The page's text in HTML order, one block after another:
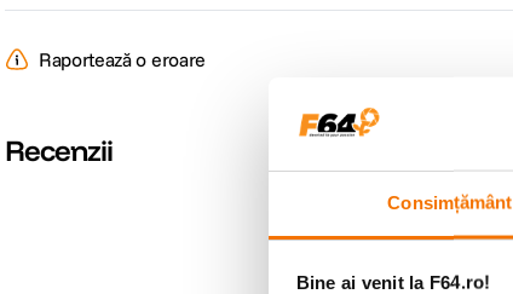
Consimțământ
Bine ai venit la F64.ro!
Raportează o eroare
Recenzii